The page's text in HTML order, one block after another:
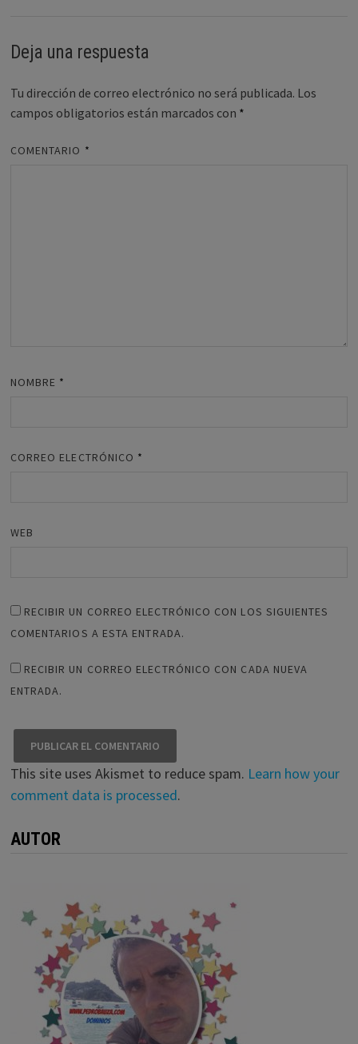
Deja una respuesta
Tu dirección de correo electrónico no será publicada. Los
campos obligatorios están marcados con *
COMENTARIO *
NOMBRE *
CORREO ELECTRÓNICO *
WEB
RECIBIR UN CORREO ELECTRÓNICO CON LOS SIGUIENTES
COMENTARIOS A ESTA ENTRADA.
RECIBIR UN CORREO ELECTRÓNICO CON CADA NUEVA
ENTRADA.
This site uses Akismet to reduce spam. Learn how your
comment data is processed.
AUTOR